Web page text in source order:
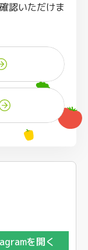
認いただけま
を開く